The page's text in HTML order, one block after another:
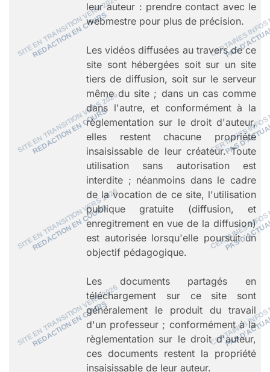
leur auteur : prendre contact avec le
webmestre pour plus de précision.
Les vidéos diffusées au travers de ce
site sont hébergées soit sur un site
tiers de diffusion, soit sur le serveur
même du site ; dans un cas comme
dans l'autre, et conformément à la
règlementation sur le droit d'auteur,
elles restent chacune propriété
insaisissable de leur créateur. Toute
utilisation sans autorisation est
interdite ; néanmoins dans le cadre
de la vocation de ce site, l'utilisation
publique gratuite (diffusion, et
enregitrement en vue de la diffusion)
est autorisée lorsqu'elle poursuit un
objectif pédagogique.
Les documents partagés en
téléchargement sur ce site sont
généralement le produit du travail
d'un professeur ; conformément à la
règlementation sur le droit d'auteur,
ces documents restent la propriété
insaisissable de leur auteur.